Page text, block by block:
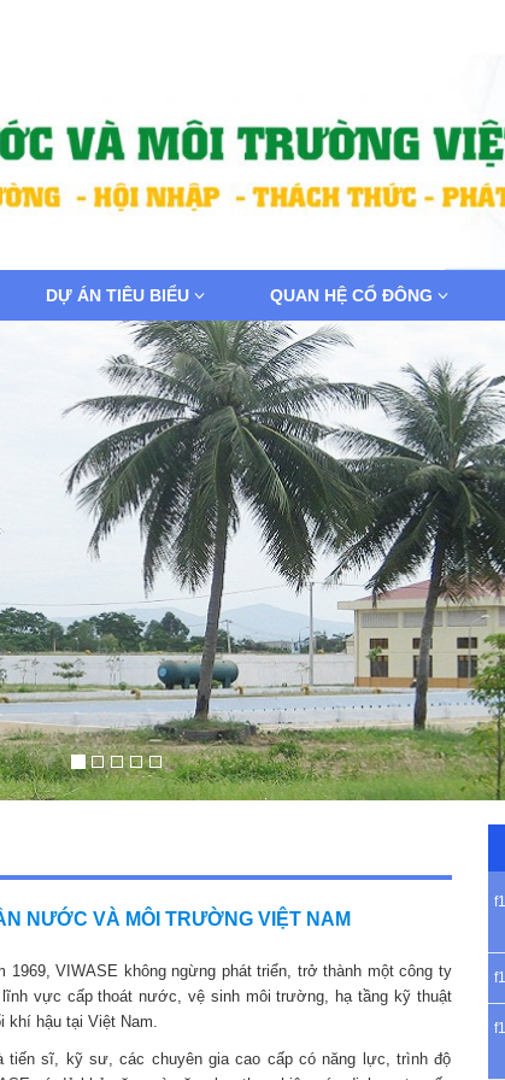
DỰ ÁN TIÊU BIỂU QUAN HỆ CỔ ĐÔNG
NƯỚC VÀ MÔI TRƯỜNG VIỆT NAM
VIWASE không ngừng phát triển, trở thành một công ty
vực cấp thoát nước, vệ sinh môi trường, hạ tầng kỹ thuật
khí hậu tại Việt Nam.
tiến sĩ, kỹ sư, các chuyên gia cao cấp có năng lực, trình độ